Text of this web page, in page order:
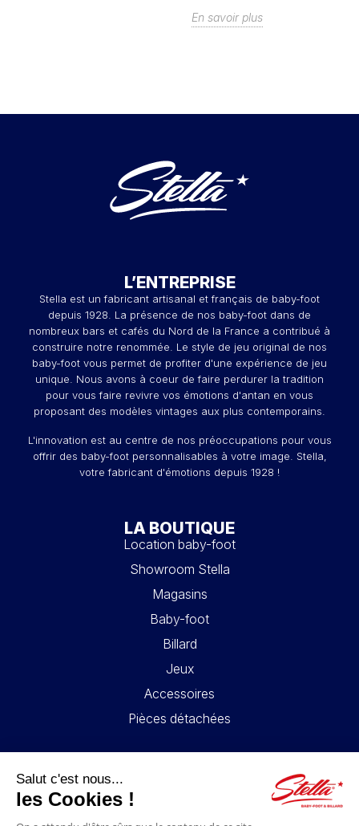
En savoir plus
L’ENTREPRISE
Stella est un fabricant artisanal et français de baby-foot
depuis 1928. La présence de nos baby-foot dans de
nombreux bars et cafés du Nord de la France a contribué à
construire notre renommée. Le style de jeu original de nos
baby-foot vous permet de profiter d'une expérience de jeu
unique. Nous avons à coeur de faire perdurer la tradition
pour vous faire revivre vos émotions d'antan en vous
proposant des modèles vintages aux plus contemporains.
L'innovation est au centre de nos préoccupations pour vous
offrir des baby-foot personnalisables à votre image. Stella,
votre fabricant d'émotions depuis 1928 !
LA BOUTIQUE
Location baby-foot
Showroom Stella
Magasins
Baby-foot
Billard
Jeux
Accessoires
Pièces détachées